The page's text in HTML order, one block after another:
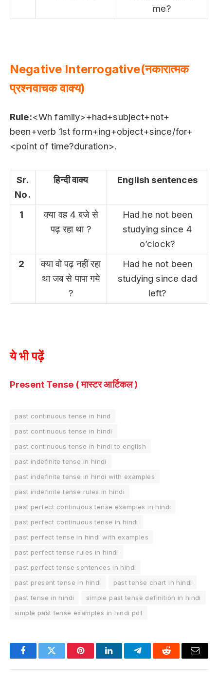
me?
Negative Interrogative(नकारात्मक
प्रश्नवाचक वाक्य)
Rule:<Wh family>+had+subject+not+
been+verb 1st form+ing+object+since/for+
<point of time?duration>.
Sr.
No.
हिन्दी वाक्य English sentences
1
क्या वह 4 बजे से
पढ़ रहा था ?
Had he not been
studying since 4
o’clock?
2
क्या वो पढ़ नहीं रहा
था जब से पापा गये
?
Had he not been
studying since dad
left?
ये भी पढ़ें
Present Tense ( मास्टर आर्टिकल )
past continuous tense in hind
past continuous tense in hindi
past continuous tense in hindi to english
past indefinite tense in hindi
past indefinite tense in hindi with examples
past indefinite tense rules in hindi
past perfect continuous tense examples in hindi
past perfect continuous tense in hindi
past perfect tense in hindi with examples
past perfect tense rules in hindi
past perfect tense sentences in hindi
past present tense in hindi
past tense chart in hindi
past tense in hindi
simple past tense definition in hindi
simple past tense examples in hindi pdf
FacebookTwitter PinterestLinkedInTelegramReddit Email